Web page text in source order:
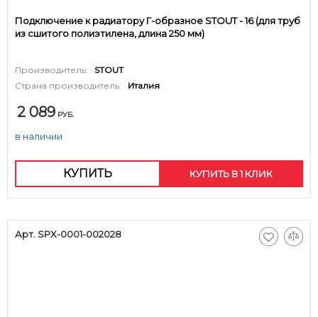
Подключение к радиатору Г-образное STOUT - 16 (для труб
из сшитого полиэтилена, длина 250 мм)
Производитель:
STOUT
Страна производитель:
Италия
2 089 РУБ.
в наличии
КУПИТЬ КУПИТЬ В 1 КЛИК
Арт. SPX-0001-002028